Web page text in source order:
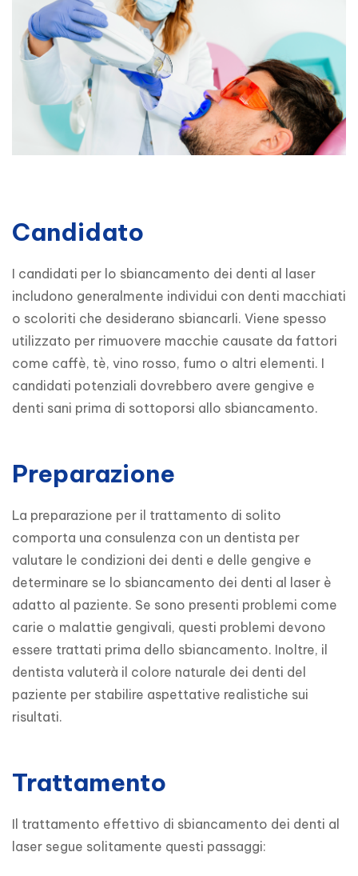
Candidato
I candidati per lo sbiancamento dei denti al laser
includono generalmente individui con denti macchiati
o scoloriti che desiderano sbiancarli. Viene spesso
utilizzato per rimuovere macchie causate da fattori
come caffè, tè, vino rosso, fumo o altri elementi. I
candidati potenziali dovrebbero avere gengive e
denti sani prima di sottoporsi allo sbiancamento.
Preparazione
La preparazione per il trattamento di solito
comporta una consulenza con un dentista per
valutare le condizioni dei denti e delle gengive e
determinare se lo sbiancamento dei denti al laser è
adatto al paziente. Se sono presenti problemi come
carie o malattie gengivali, questi problemi devono
essere trattati prima dello sbiancamento. Inoltre, il
dentista valuterà il colore naturale dei denti del
paziente per stabilire aspettative realistiche sui
risultati.
Trattamento
Il trattamento effettivo di sbiancamento dei denti al
laser segue solitamente questi passaggi: